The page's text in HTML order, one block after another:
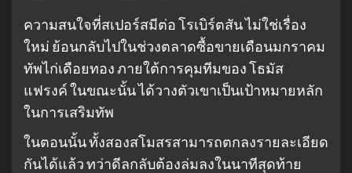
ความสนใจที่สเปอร์สมีต่อ โรเบิร์ตสัน ไม่ใช่เรื่อง
ใหม่ ย้อนกลับไปในช่วงตลาดซื้อขายเดือนมกราคม
ทัพไก่เดือยทอง ภายใต้การคุมทีมของ โธมัส
แฟรงค์ ในขณะนั้น ได้วางตัวเขาเป็นเป้าหมายหลัก
ในการเสริมทัพ
ในตอนนั้น ทั้งสองสโมสรสามารถตกลงรายละเอียด
กันได้แล้ว ทว่าดีลกลับต้องล่มลงในนาทีสุดท้าย